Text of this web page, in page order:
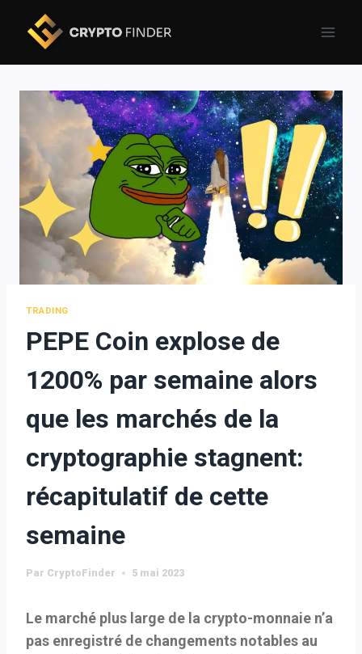
content
TRADING
PEPE Coin explose de
1200% par semaine alors
que les marchés de la
cryptographie stagnent:
récapitulatif de cette
semaine
Par CryptoFinder 5 mai 2023
Le marché plus large de la crypto-monnaie n’a
pas enregistré de changements notables au